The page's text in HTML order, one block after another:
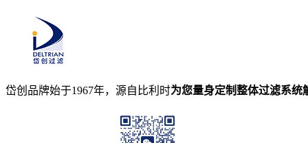
岱创品牌始于1967年，源自比利时为您量身定制整体过滤系统